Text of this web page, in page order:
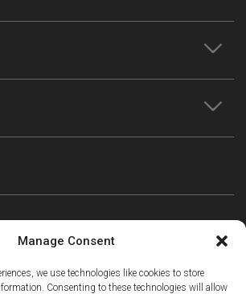
Manage Consent
we use technologies like cookies to store
Consenting to these technologies will allow